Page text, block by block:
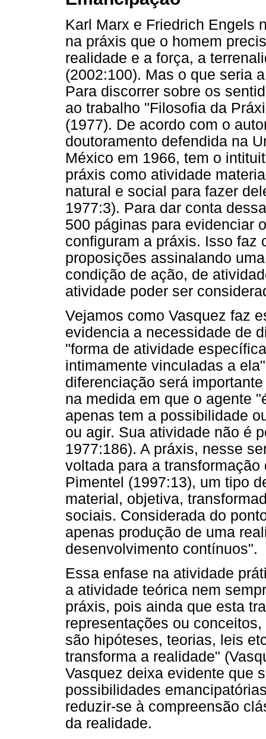
Karl Marx e Friedrich Engels
na práxis que o homem
realidade e a força, a
(2002:100). Mas o que seria
Para discorrer sobre os
ao trabalho "Filosofia da
(1977). De acordo com o
doutoramento defendida na
México em 1966, tem o
práxis como atividade
natural e social para fazer
1977:3). Para dar conta
500 páginas para evidenciar
configuram a práxis. Isso faz
proposições assinalando
condição de ação, de
atividade poder ser
Vejamos como Vasquez faz
evidencia a necessidade de
"forma de atividade
intimamente vinculadas a
diferenciação será
na medida em que o agente
apenas tem a possibilidade
ou agir. Sua atividade não é
1977:186). A práxis, nesse
voltada para a
Pimentel (1997:13), um tipo
material, objetiva,
sociais. Considerada do
apenas produção de uma
desenvolvimento contínuos".
Essa enfase na atividade
a atividade teórica nem
práxis, pois ainda que esta
representações ou
são hipóteses, teorias, leis
transforma a realidade"
Vasquez deixa evidente que
possibilidades
reduzir-se à compreensão
da realidade.